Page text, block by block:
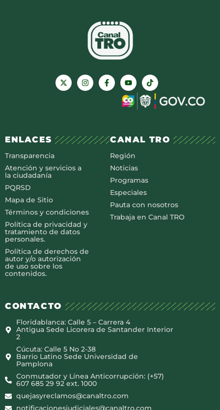
ENLACES
Transparencia
Atención y servicios a
la ciudadanía
PQRSD
Mapa de Sitio
Términos y condiciones
Política de privacidad y
tratamiento de datos
personales.
Política de derechos de
autor y/o autorización
de uso sobre los
contenidos.
CANAL TRO
Región
Noticias
Programas
Especiales
Pauta con nosotros
Trabaja en Canal TRO
CONTACTO
Floridablanca: Calle 5 – Carrera 4
Antigua Sede Licorera de Santander Interior
2
Cúcuta: Calle 5 No 2-38
Barrio Latino Sede Universidad de
Pamplona
Conmutador y Línea Anticorrupción: (+57)
607 685 29 92 ext. 1000
quejasyreclamos@canaltro.com
notificacionesjudiciales@canaltro.com